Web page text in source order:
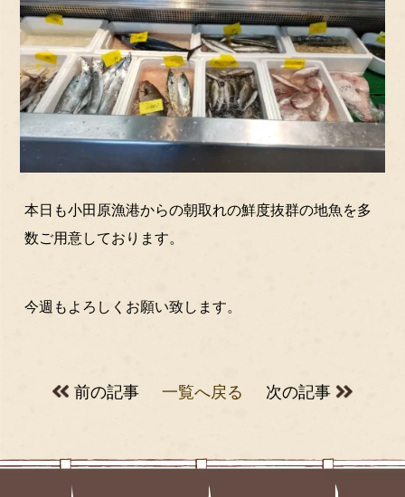
本日も小田原漁港からの朝取れの鮮度抜群の地魚を多
数ご用意しております。
今週もよろしくお願い致します。
前の記事 一覧へ戻る 次の記事